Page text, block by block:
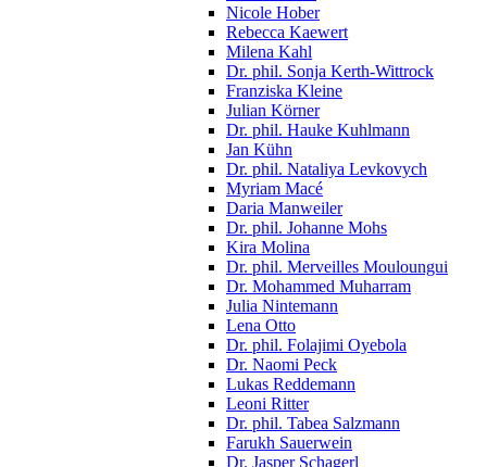
Nicole Hober
Rebecca Kaewert
Milena Kahl
Dr. phil. Sonja Kerth-Wittrock
Franziska Kleine
Julian Körner
Dr. phil. Hauke Kuhlmann
Jan Kühn
Dr. phil. Nataliya Levkovych
Myriam Macé
Daria Manweiler
Dr. phil. Johanne Mohs
Kira Molina
Dr. phil. Merveilles Mouloungui
Dr. Mohammed Muharram
Julia Nintemann
Lena Otto
Dr. phil. Folajimi Oyebola
Dr. Naomi Peck
Lukas Reddemann
Leoni Ritter
Dr. phil. Tabea Salzmann
Farukh Sauerwein
Dr. Jasper Schagerl